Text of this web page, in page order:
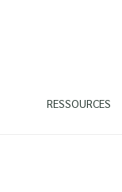
RESSOURCES